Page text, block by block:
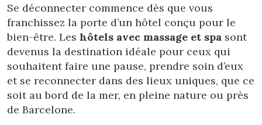
Se déconnecter commence dès que vous
franchissez la porte d’un hôtel conçu pour le
bien-être. Les hôtels avec massage et spa sont
devenus la destination idéale pour ceux qui
souhaitent faire une pause, prendre soin d’eux
et se reconnecter dans des lieux uniques, que ce
soit au bord de la mer, en pleine nature ou près
de Barcelone.